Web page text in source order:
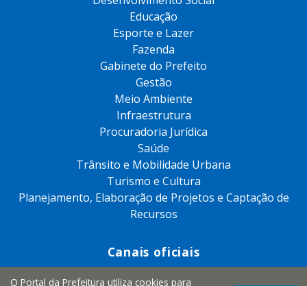
Educação
Esporte e Lazer
Fazenda
Gabinete do Prefeito
Gestão
Meio Ambiente
Infraestrutura
Procuradoria Jurídica
Saúde
Trânsito e Mobilidade Urbana
Turismo e Cultura
Planejamento, Elaboração de Projetos e Captação de
Recursos
Canais oficiais
O Portal da Prefeitura utiliza cookies para